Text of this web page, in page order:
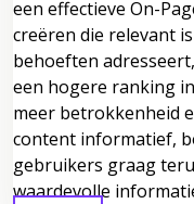
een effectieve On-
creëren die relevant
behoeften
een hogere ranking
meer betrokkenheid
content informatief,
gebruikers graag
waardevolle